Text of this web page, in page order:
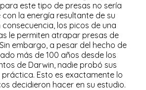
este tipo de presas no sería
la energía resultante de su
consecuencia, los picos de una
le permiten atrapar presas de
embargo, a pesar del hecho de
más de 100 años desde los
de Darwin, nadie probó sus
práctica. Esto es exactamente lo
decidieron hacer en su estudio.